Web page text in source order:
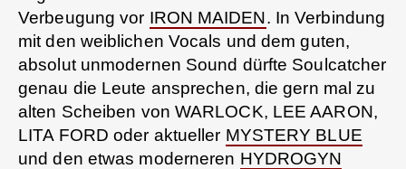
Verbeugung vor IRON MAIDEN. In Verbindung
mit den weiblichen Vocals und dem guten,
absolut unmodernen Sound dürfte Soulcatcher
genau die Leute ansprechen, die gern mal zu
alten Scheiben von WARLOCK, LEE AARON,
LITA FORD oder aktueller MYSTERY BLUE
und den etwas moderneren HYDROGYN